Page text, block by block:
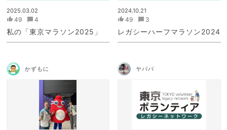
2025.03.02
49 4
私の「東京マラソン2025」
2024.10.21
49 3
レガシーハーフマラソン2024
かずもに ヤパパ